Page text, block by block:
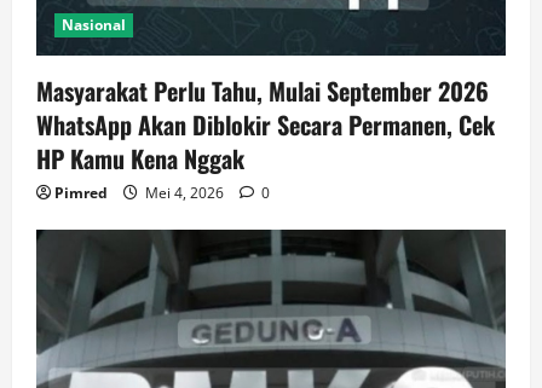
Nasional
Masyarakat Perlu Tahu, Mulai September 2026
WhatsApp Akan Diblokir Secara Permanen, Cek
HP Kamu Kena Nggak
Pimred Mei 4, 2026 0